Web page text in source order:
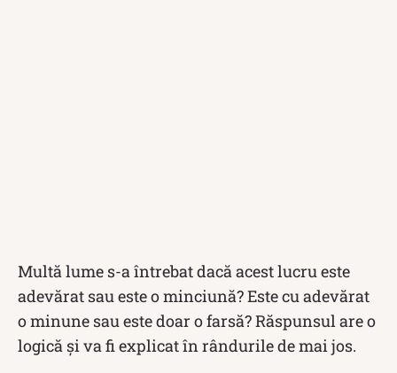
Multă lume s-a întrebat dacă acest lucru este
adevărat sau este o minciună? Este cu adevărat
o minune sau este doar o farsă? Răspunsul are o
logică și va fi explicat în rândurile de mai jos.